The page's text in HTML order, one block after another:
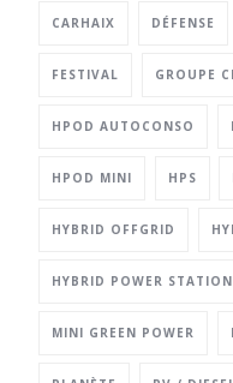
CARHAIX DÉFENSE
FESTIVAL GROUPE
HPOD AUTOCONSO
HPOD MINI HPS
HYBRID OFFGRID
HYBRID POWER STATION
MINI GREEN POWER